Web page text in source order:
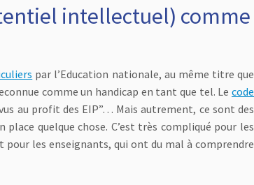
intellectuel) comme
par l’Education nationale, au même titre que
comme un handicap en tant que tel. Lecode
au profit des EIP”… Mais autrement, ce sont des
quelque chose. C’est très compliqué pour les
les enseignants, qui ont du mal à comprendre